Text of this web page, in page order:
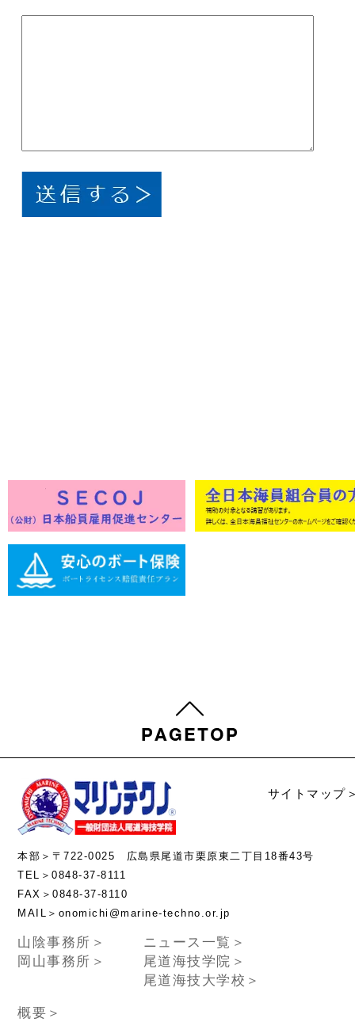
サイトマップ
本部＞〒722-0025 広島県尾道市栗原東二丁目18番43号
TEL＞0848-37-8111
FAX＞0848-37-8110
MAIL＞onomichi@marine-techno.or.jp
山陰事務所＞
岡山事務所＞
ニュース一覧＞
尾道海技学院＞
尾道海技大学校＞
概要＞